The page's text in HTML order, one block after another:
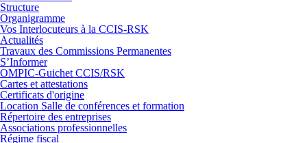
Structure
Organigramme
Vos Interlocuteurs à la CCIS-RSK
Actualités
Travaux des Commissions Permanentes
S’Informer
OMPIC-Guichet CCIS/RSK
Cartes et attestations
Certificats d'origine
Location Salle de conférences et formation
Répertoire des entreprises
Associations professionnelles
Régime fiscal